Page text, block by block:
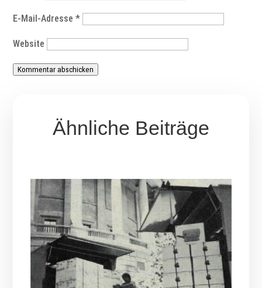
E-Mail-Adresse*
Website
Kommentar abschicken
Ähnliche Beiträge